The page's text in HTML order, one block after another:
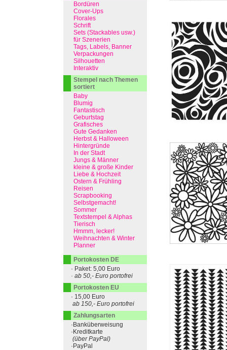
Bordüren
Cover-Ups
Florales
Schrift
Sets (Stackables usw.)
für Szenerien
Tags, Labels, Banner
Verpackungen
Silhouetten
Interaktiv
Stempel nach Themen
sortiert
Baby
Blumig
Fantastisch
Geburtstag
Grafisches
Gute Gedanken
Herbst & Halloween
Hintergründe
In der Stadt
Jungs & Männer
kleine & große Kinder
Liebe & Hochzeit
Ostern & Frühling
Reisen
Scrapbooking
Selbstgemacht!
Sommer
Textstempel & Alphas
Tierisch
Hmmm, lecker!
Weihnachten & Winter
Planner
Portokosten DE
· Paket: 5,00 Euro
· ab 50,- Euro portofrei
Portokosten EU
· 15,00 Euro
ab 150,- Euro portofrei
Zahlungsarten
·Banküberweisung
·Kreditkarte
(über PayPal)
·PayPal